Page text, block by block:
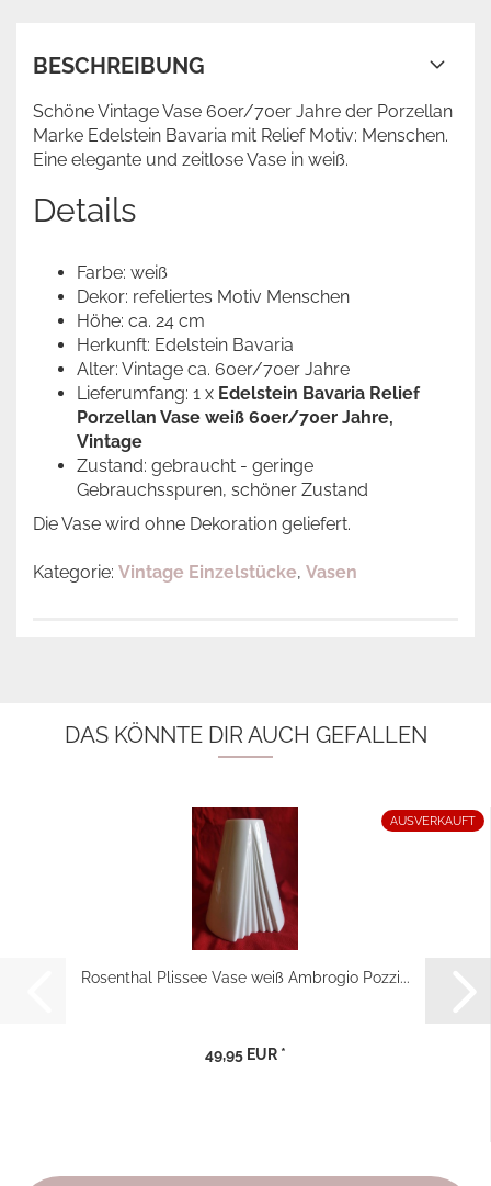
BESCHREIBUNG
Schöne Vintage Vase 60er/70er Jahre der Porzellan
Marke Edelstein Bavaria mit Relief Motiv: Menschen.
Eine elegante und zeitlose Vase in weiß.
Details
Farbe: weiß
Dekor: refeliertes Motiv Menschen
Höhe: ca. 24 cm
Herkunft: Edelstein Bavaria
Alter: Vintage ca. 60er/70er Jahre
Lieferumfang: 1 x Edelstein Bavaria Relief
Porzellan Vase weiß 60er/70er Jahre,
Vintage
Zustand: gebraucht - geringe
Gebrauchsspuren, schöner Zustand
Die Vase wird ohne Dekoration geliefert.
Kategorie: Vintage Einzelstücke, Vasen
DAS KÖNNTE DIR AUCH GEFALLEN
AUSVERKAUFT
Rosenthal Plissee Vase weiß Ambrogio Pozzi...
49,95 EUR *